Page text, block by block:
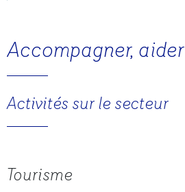
Accompagner, aider
Activités sur le secteur
Tourisme